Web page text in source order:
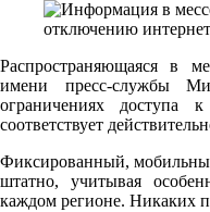
Распространяющаяся в
имени пресс-службы
ограничениях
соответствует
Фиксированный,
штатно, учитывая
каждом регионе. Никаких